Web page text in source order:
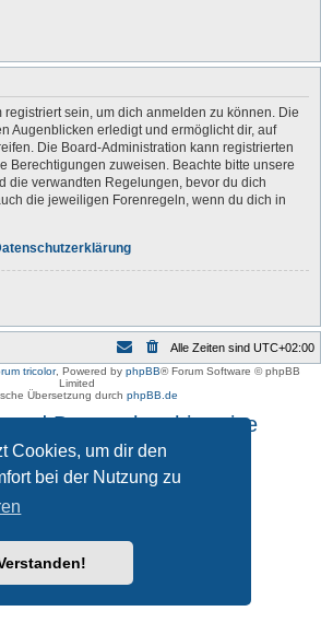
Cookies, um dir den
bei der Nutzung zu
registriert sein, um dich anmelden zu können. Die
Augenblicken erledigt und ermöglicht dir, auf
Die Board-Administration kann registrierten
Berechtigungen zuweisen. Beachte bitte unsere
die verwandten Regelungen, bevor du dich
die jeweiligen Forenregeln, wenn du dich in
Alle Zeiten sind UTC+02:00
tricolor, Powered by phpBB® Forum Software © phpBB
Limited
Übersetzung durch phpBB.de
und Datenschutzhinweise